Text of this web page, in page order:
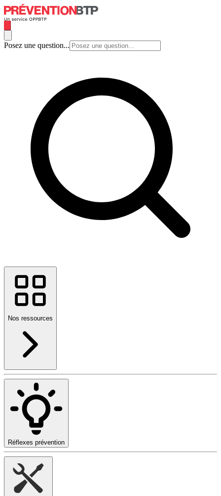
Posez une question...
Nos ressources
Réflexes prévention